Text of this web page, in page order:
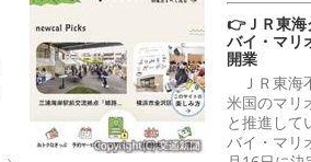
👉ＪＲ東海
バイ・マリ
開業
ＪＲ東海
米国のマリ
と推進して
バイ・マリ